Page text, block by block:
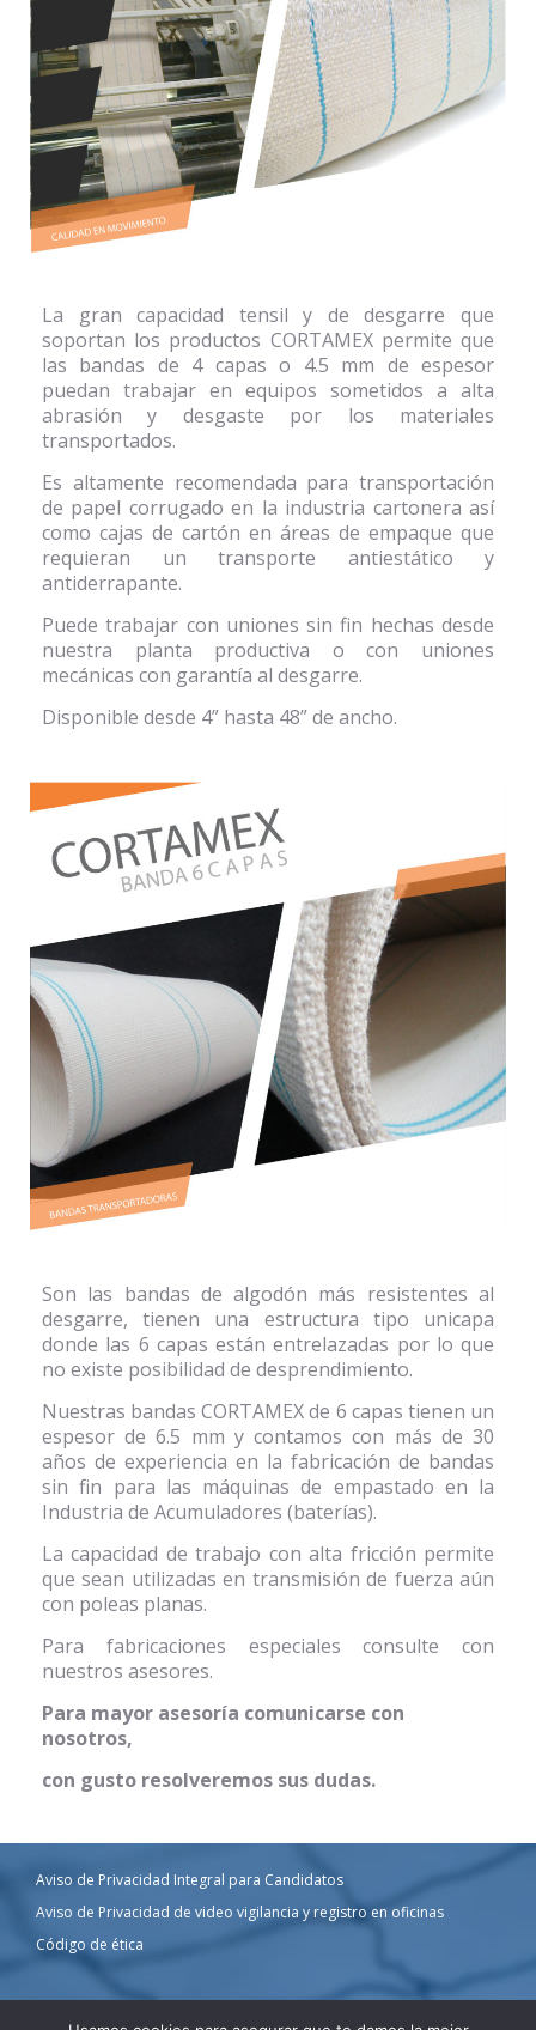
La gran capacidad tensil y de desgarre que
soportan los productos CORTAMEX permite que
las bandas de 4 capas o 4.5 mm de espesor
puedan trabajar en equipos sometidos a alta
abrasión y desgaste por los materiales
transportados.
Es altamente recomendada para transportación
de papel corrugado en la industria cartonera así
como cajas de cartón en áreas de empaque que
requieran un transporte antiestático y
antiderrapante.
Puede trabajar con uniones sin fin hechas desde
nuestra planta productiva o con uniones
mecánicas con garantía al desgarre.
Disponible desde 4” hasta 48” de ancho.
Son las bandas de algodón más resistentes al
desgarre, tienen una estructura tipo unicapa
donde las 6 capas están entrelazadas por lo que
no existe posibilidad de desprendimiento.
Nuestras bandas CORTAMEX de 6 capas tienen un
espesor de 6.5 mm y contamos con más de 30
años de experiencia en la fabricación de bandas
sin fin para las máquinas de empastado en la
Industria de Acumuladores (baterías).
La capacidad de trabajo con alta fricción permite
que sean utilizadas en transmisión de fuerza aún
con poleas planas.
Para fabricaciones especiales consulte con
nuestros asesores.
Para mayor asesoría comunicarse con
nosotros,
con gusto resolveremos sus dudas.
Aviso de Privacidad Integral para Candidatos
Aviso de Privacidad de video vigilancia y registro en oficinas
Código de ética